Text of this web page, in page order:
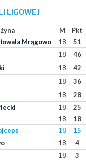
LIGOWEJ
M Pkt
Mrągowo 18 51
18 46
18 42
18 36
18 28
18 25
18 18
18 15
18 4
18 3